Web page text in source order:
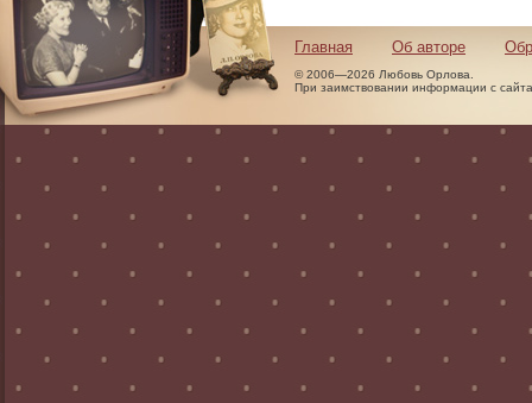
Главная Об авторе
© 2006—2026 Любовь Орлова.
При заимствовании информации с